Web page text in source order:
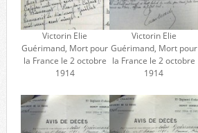
Victorin Elie
Guérimand, Mort pour
la France le 2 octobre
1914
Victorin Elie
Guérimand, Mort pour
la France le 2 octobre
1914